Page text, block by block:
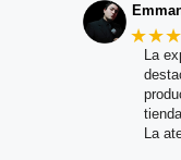
La
La